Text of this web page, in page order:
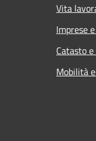
Vita
Imprese
Catasto
Mobilità